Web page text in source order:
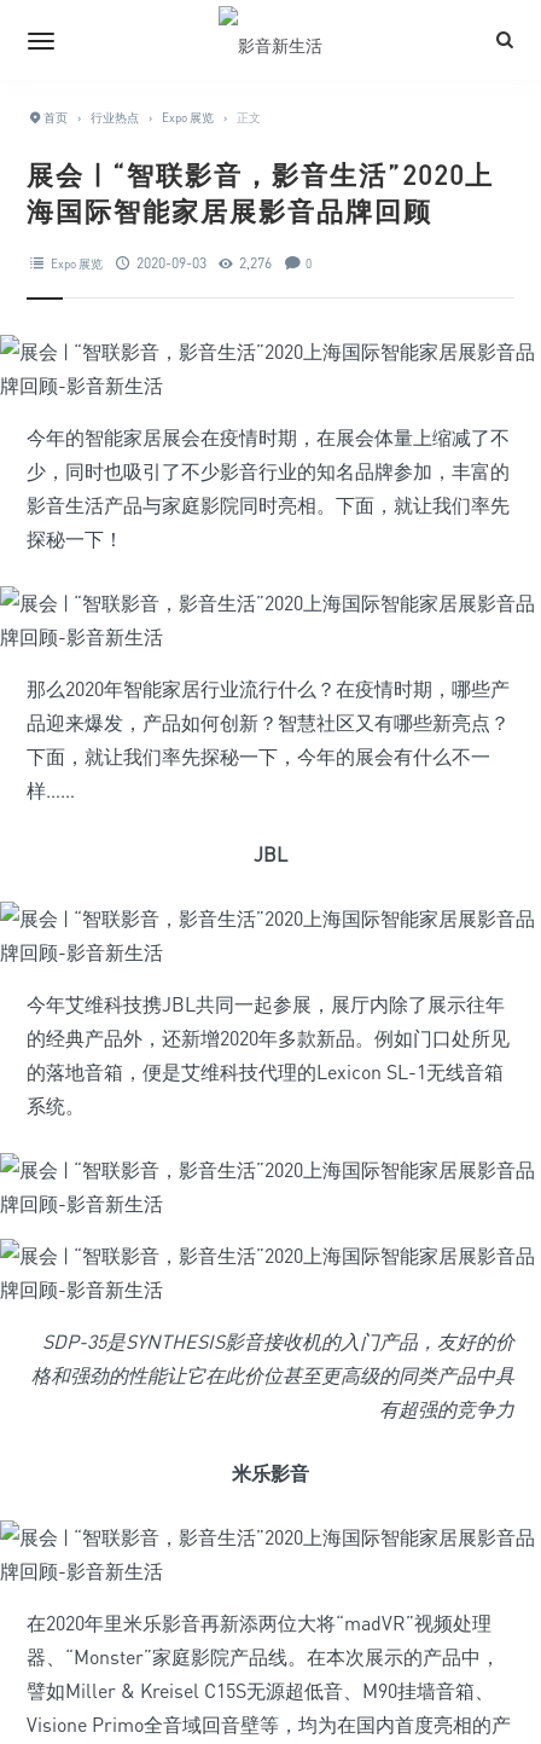
首页 › 行业热点 › Expo 展览 › 正文
展会 | “智联影音，影音生活”2020上
海国际智能家居展影音品牌回顾
Expo 展览 2020-09-03 2,276 0
今年的智能家居展会在疫情时期，在展会体量上缩减了不
少，同时也吸引了不少影音行业的知名品牌参加，丰富的
影音生活产品与家庭影院同时亮相。下面，就让我们率先
探秘一下！
那么2020年智能家居行业流行什么？在疫情时期，哪些产
品迎来爆发，产品如何创新？智慧社区又有哪些新亮点？
下面，就让我们率先探秘一下，今年的展会有什么不一
样……
JBL
今年艾维科技携JBL共同一起参展，展厅内除了展示往年
的经典产品外，还新增2020年多款新品。例如门口处所见
的落地音箱，便是艾维科技代理的Lexicon SL-1无线音箱
系统。
SDP-35是SYNTHESIS影音接收机的入门产品，友好的价
格和强劲的性能让它在此价位甚至更高级的同类产品中具
有超强的竞争力
米乐影音
在2020年里米乐影音再新添两位大将“madVR”视频处理
器、“Monster”家庭影院产品线。在本次展示的产品中，
譬如Miller & Kreisel C15S无源超低音、M90挂墙音箱、
Visione Primo全音域回音壁等，均为在国内首度亮相的产